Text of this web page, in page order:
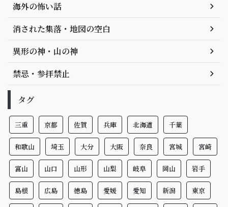
海外の怖い話
消された集落・地図の空白
異形の神・山の神
禁忌・参拝禁止
タグ
三重 京都 佐賀 兵庫 北海道 千葉
和歌山 埼玉 大分 大阪 奈良 宮城 宮崎
富山 山口 山形 山梨 岐阜 岡山 岩手
島根 広島 徳島 愛媛 愛知 新潟 東京